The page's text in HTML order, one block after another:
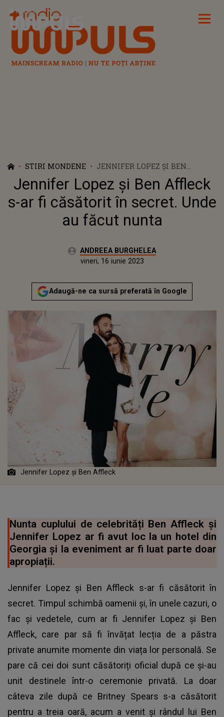
Radio Impuls
STIRI MONDENE
JENNIFER LOPEZ ȘI BEN
AFFLECK S-AR FI CĂSĂTORIT ÎN
SECRET. UNDE AU FĂCUT
NUNTA
Jennifer Lopez și Ben Affleck
s-ar fi căsătorit în secret. Unde
au făcut nunta
Autor:ANDREEA BURGHELEA
Actualizat:
vineri, 16 iunie 2023
Adaugă-ne ca sursă preferată în Google
Jennifer Lopez și Ben Affleck
Nunta cuplului de celebrități Ben Affleck și
Jennifer Lopez ar fi avut loc la un hotel din
Georgia și la eveniment ar fi luat parte doar
apropiații.
Jennifer Lopez și Ben Affleck s-ar fi căsătorit în
secret. Timpul schimbă oamenii și, în unele cazuri, o
fac și vedetele, cum ar fi Jennifer Lopez și Ben
Affleck, care par să fi învățat lecția de a păstra
private anumite momente din viața lor personală. Se
pare că cei doi sunt căsătoriți oficial după ce și-au
unit destinele într-o ceremonie privată. La doar
câteva zile după ce Britney Spears s-a căsătorit
pentru a treia oară, acum a venit și rândul lui Ben